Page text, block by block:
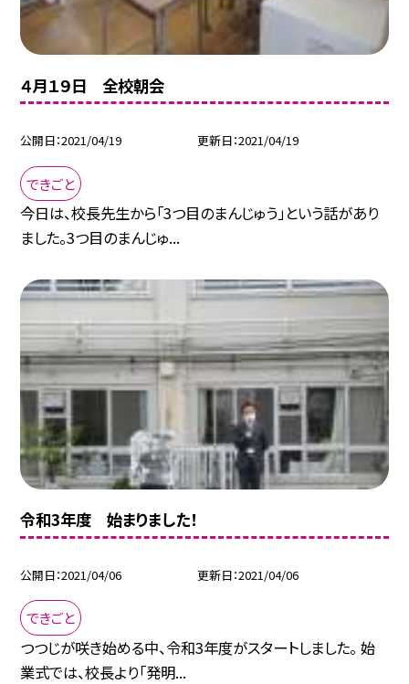
４月１９日 全校朝会
公開日 2021/04/19 更新日 2021/04/19
できごと
今日は、校長先生から「3つ目のまんじゅう」という話があり
ました。3つ目のまんじゅ...
令和3年度 始まりました！
公開日 2021/04/06 更新日 2021/04/06
できごと
つつじが咲き始める中、令和3年度がスタートしました。 始
業式では、校長より「発明...